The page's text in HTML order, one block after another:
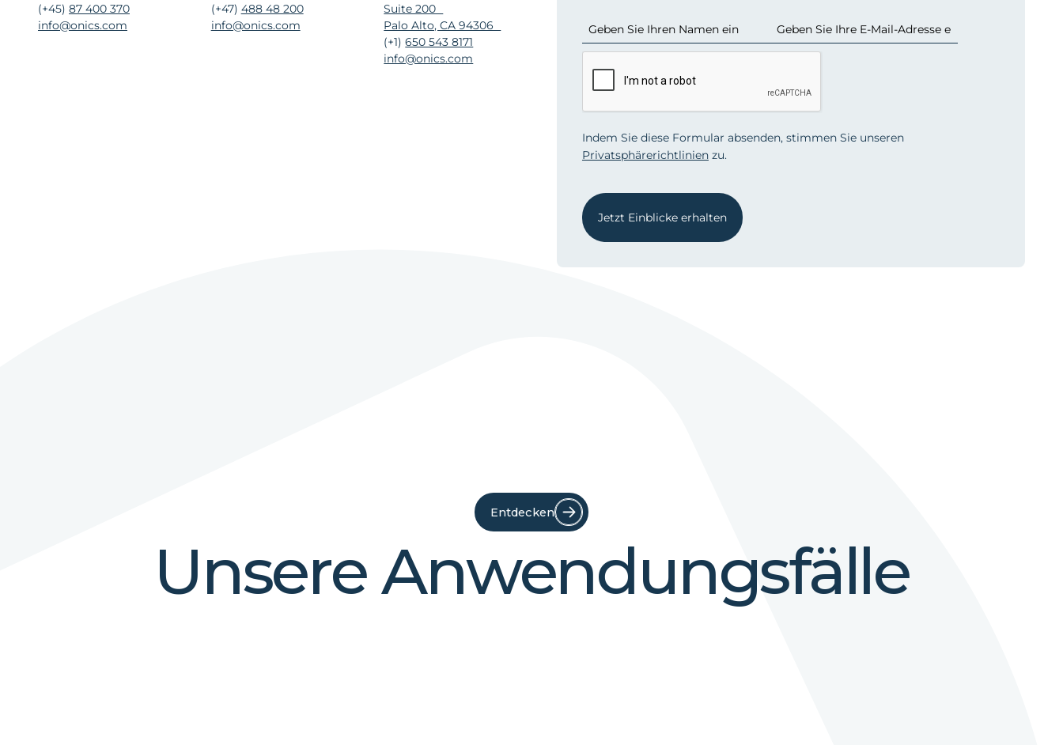
(+45) 87 400 370
info@onics.com
(+47) 488 48 200
info@onics.com
Suite 200
Palo Alto, CA 94306
(+1)650 543 8171
info@onics.com
Indem Sie diese Formular absenden, stimmen Sie unseren
Privatsphärerichtlinienzu.
Jetzt Einblicke erhalten
Entdecken
Unsere Anwendungsfälle